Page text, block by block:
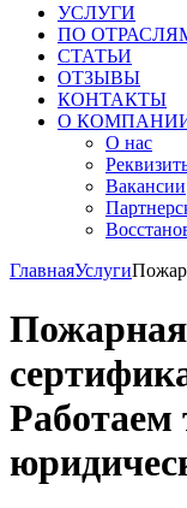
УСЛУГИ
ПО
СТАТЬИ
ОТЗЫВЫ
КОНТАКТЫ
О
О нас
Вакансии
ГлавнаяУслуги
Пожарная
Работаем